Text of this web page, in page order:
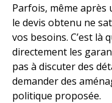
Parfois, même
le devis obtenu ne
vos besoins. C’est là
directement les
pas à discuter des
demander des
politique proposée.